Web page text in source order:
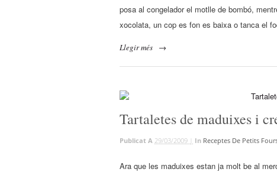
posa al congelador el motlle de bombó,
xocolata, un cop es fon es baixa o tanca el
Llegir més →
Tartaletes de maduixes i
Publicat A 29/03/2009 | In Receptes De Petits
Ara que les maduixes estan ja molt be al